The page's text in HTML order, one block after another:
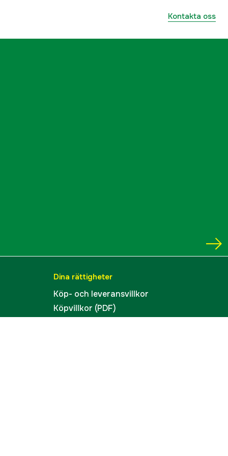
Kontakta oss
Dina rättigheter
Köp- och leveransvillkor
Köpvillkor (PDF)